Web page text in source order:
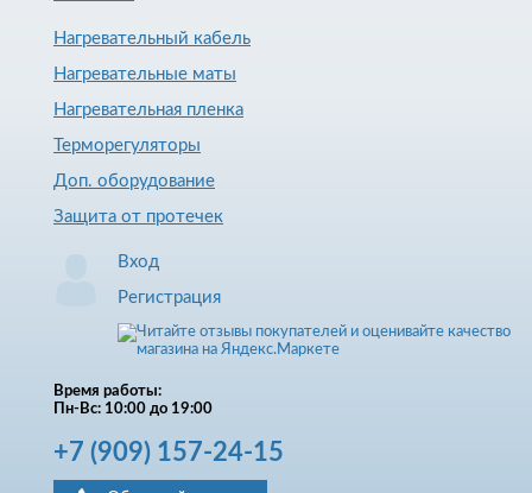
Нагревательный кабель
Нагревательные маты
Нагревательная пленка
Терморегуляторы
Доп. оборудование
Защита от протечек
Вход
Регистрация
Время работы:
Пн-Вс: 10:00 до 19:00
+7 (909) 157-24-15